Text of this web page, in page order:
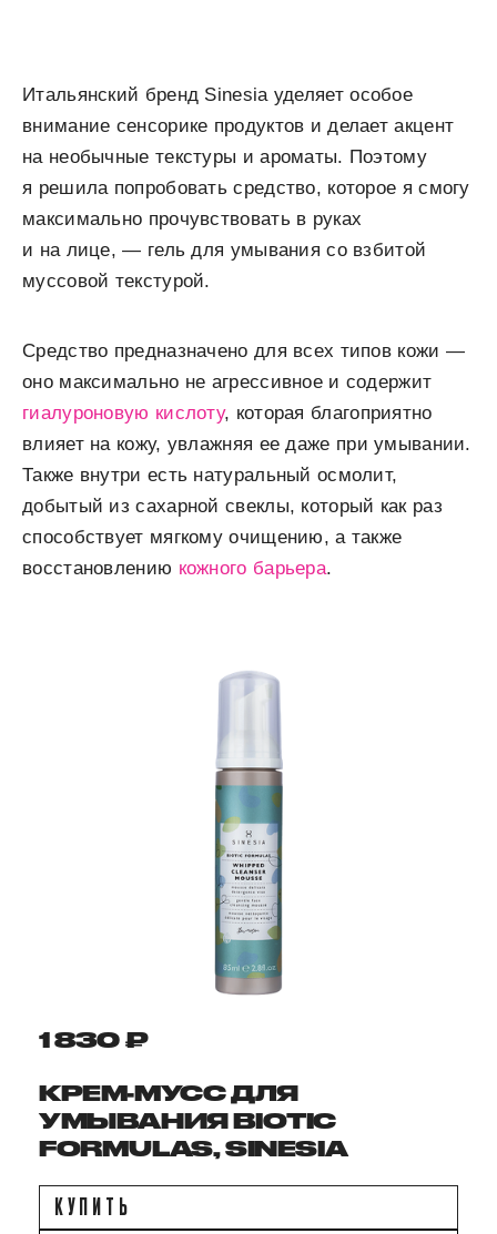
Итальянский бренд Sinesia уделяет особое
внимание сенсорике продуктов и делает акцент
на необычные текстуры и ароматы. Поэтому
я решила попробовать средство, которое я смогу
максимально прочувствовать в руках
и на лице, — гель для умывания со взбитой
муссовой текстурой.
Средство предназначено для всех типов кожи —
оно максимально не агрессивное и содержит
гиалуроновую кислоту, которая благоприятно
влияет на кожу, увлажняя ее даже при умывании.
Также внутри есть натуральный осмолит,
добытый из сахарной свеклы, который как раз
способствует мягкому очищению, а также
восстановлению кожного барьера.
1 830 ₽
КРЕМ-МУСС ДЛЯ
УМЫВАНИЯ BIOTIC
FORMULAS, SINESIA
КУПИТЬ